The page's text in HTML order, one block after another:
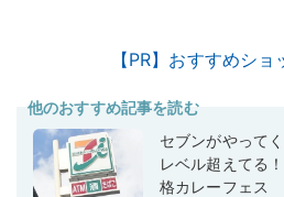
【PR】おすすめシ
他のおすすめ記事を読む
セブンがやって
レベル超えてる
格カレーフェス